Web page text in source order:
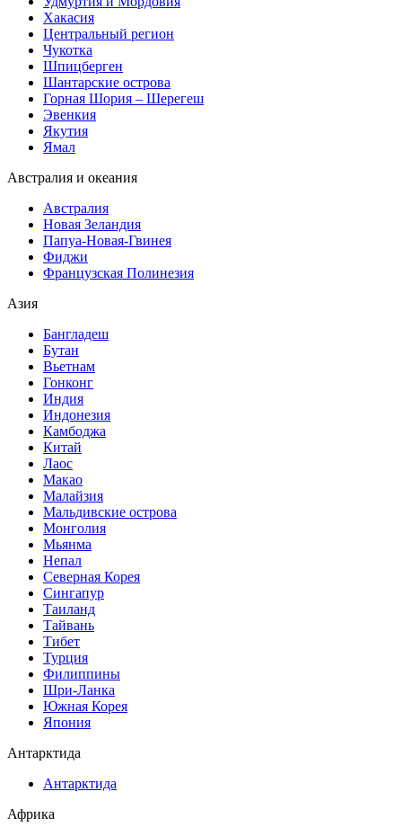
Хакасия
Центральный регион
Чукотка
Шпицберген
Шантарские острова
Горная Шория – Шерегеш
Эвенкия
Якутия
Ямал
Австралия и океания
Австралия
Новая Зеландия
Папуа-Новая-Гвинея
Фиджи
Французская Полинезия
Азия
Бангладеш
Бутан
Вьетнам
Гонконг
Индия
Индонезия
Камбоджа
Китай
Лаос
Макао
Малайзия
Мальдивские острова
Монголия
Мьянма
Непал
Северная Корея
Сингапур
Таиланд
Тайвань
Тибет
Турция
Филиппины
Шри-Ланка
Южная Корея
Япония
Антарктида
Антарктида
Африка